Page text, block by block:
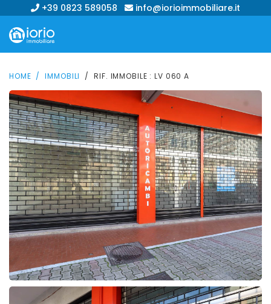
+39 0823 589058 info@iorioimmobiliare.it
HOME IMMOBILI RIF. IMMOBILE : LV 060 A